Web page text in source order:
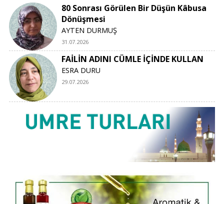
80 Sonrası Görülen Bir Düşün Kâbusa
Dönüşmesi
AYTEN DURMUŞ
31.07.2026
FAİLİN ADINI CÜMLE İÇİNDE KULLAN
ESRA DURU
29.07.2026